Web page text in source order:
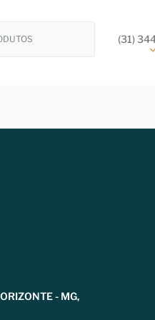
(31)
- MG,